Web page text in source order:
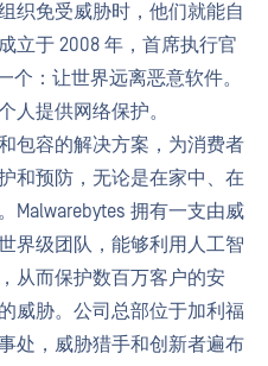
织免受威胁时，他们就能自
立于 2008 年，首席执行官
个：让世界远离恶意软件。
人提供网络保护。
包容的解决方案，为消费者
和预防，无论是在家中、在
Malwarebytes 拥有一支由威
界级团队，能够利用人工智
从而保护数百万客户的安
威胁。公司总部位于加利福
处，威胁猎手和创新者遍布